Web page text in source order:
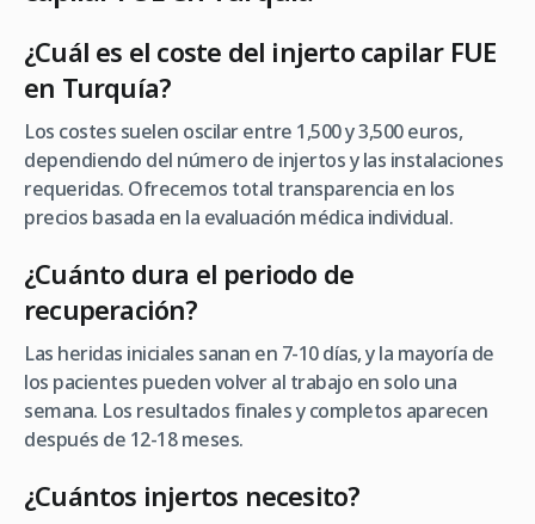
¿Cuál es el coste del injerto capilar FUE
en Turquía?
Los costes suelen oscilar entre 1,500 y 3,500 euros,
dependiendo del número de injertos y las instalaciones
requeridas. Ofrecemos total transparencia en los
precios basada en la evaluación médica individual.
¿Cuánto dura el periodo de
recuperación?
Las heridas iniciales sanan en 7-10 días, y la mayoría de
los pacientes pueden volver al trabajo en solo una
semana. Los resultados finales y completos aparecen
después de 12-18 meses.
¿Cuántos injertos necesito?